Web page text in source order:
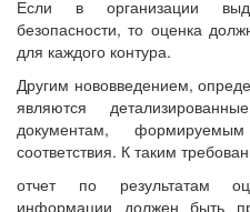
Если в организации
безопасности, то оценка
для каждого контура.
Другим нововведением,
являются
документам,
соответствия. К таким
отчет по результатам
информации должен быть